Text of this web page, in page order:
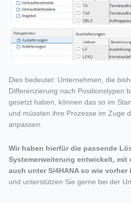
Dies bedeutet: Unternehmen, die
Differenzierung nach Positionstypen
gesetzt haben, können das so im
und müssten ihre Prozesse im Zuge
anpassen.
Wir haben hierfür die passende
Systemerweiterung entwickelt,
auch unter S/4HANA so wie vorher
und unterstützen Sie gerne bei der